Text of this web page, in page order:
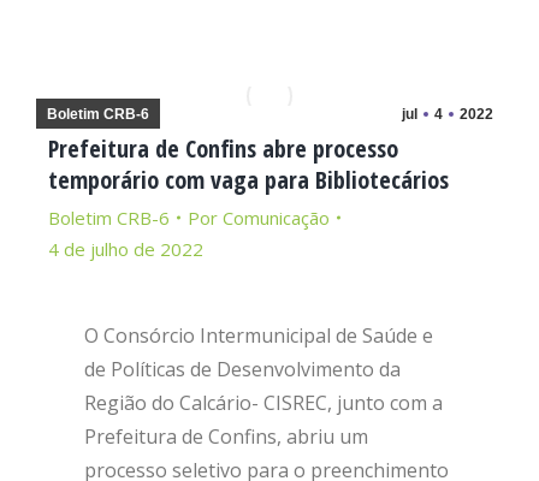
jul 4 2022
Boletim CRB-6
Prefeitura de Confins abre processo
temporário com vaga para Bibliotecários
Boletim CRB-6 Por Comunicação
4 de julho de 2022
O Consórcio Intermunicipal de Saúde e
de Políticas de Desenvolvimento da
Região do Calcário- CISREC, junto com a
Prefeitura de Confins, abriu um
processo seletivo para o preenchimento